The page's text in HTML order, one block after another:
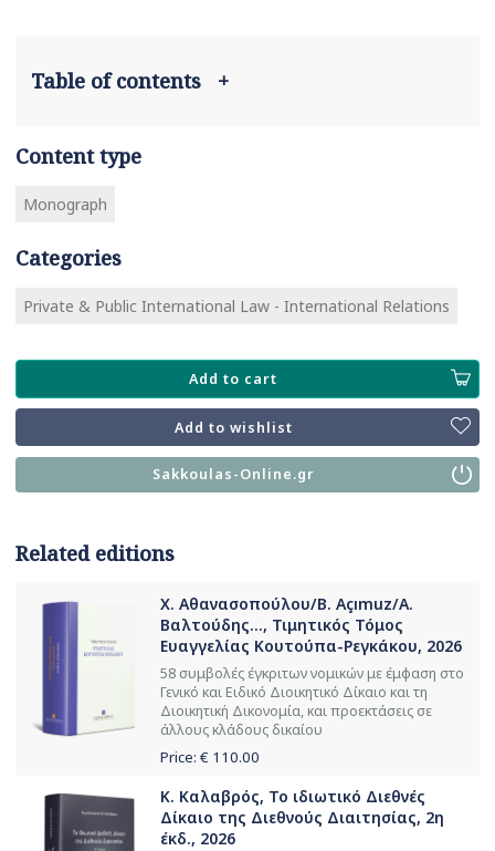
Table of contents +
Content type
Monograph
Categories
Private & Public International Law - International Relations
Add to cart
Add to wishlist
Sakkoulas-Online.gr
Related editions
Χ. Αθανασοπούλου/B. Açımuz/Α.
Βαλτούδης..., Τιμητικός Τόμος
Ευαγγελίας Κουτούπα-Ρεγκάκου, 2026
58 συμβολές έγκριτων νομικών με έμφαση στο
Γενικό και Ειδικό Διοικητικό Δίκαιο και τη
Διοικητική Δικονομία, και προεκτάσεις σε
άλλους κλάδους δικαίου
Price: € 110.00
Κ. Καλαβρός, Το ιδιωτικό Διεθνές
Δίκαιο της Διεθνούς Διαιτησίας, 2η
έκδ., 2026